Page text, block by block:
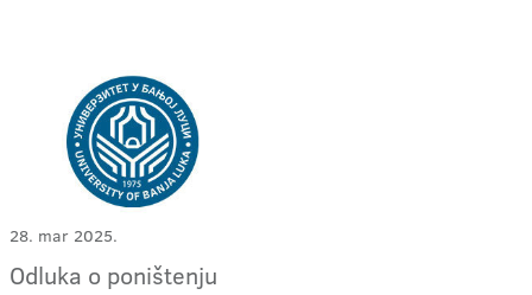
28. mar 2025.
Odluka o poništenju